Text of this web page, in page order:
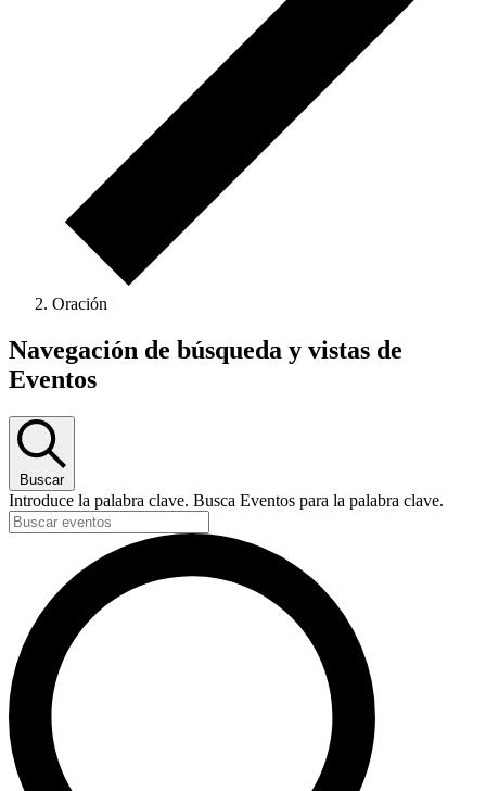
Oración
Navegación de búsqueda y vistas de
Eventos
Buscar
Introduce la palabra clave. Busca Eventos para la palabra clave.